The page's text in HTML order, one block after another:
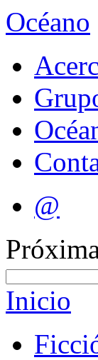
Océano
@
Inicio